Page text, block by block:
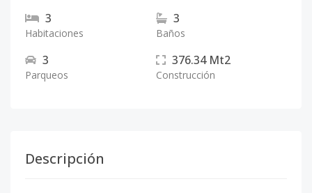
3
Habitaciones
3
Baños
3
Parqueos
376.34 Mt2
Construcción
Descripción